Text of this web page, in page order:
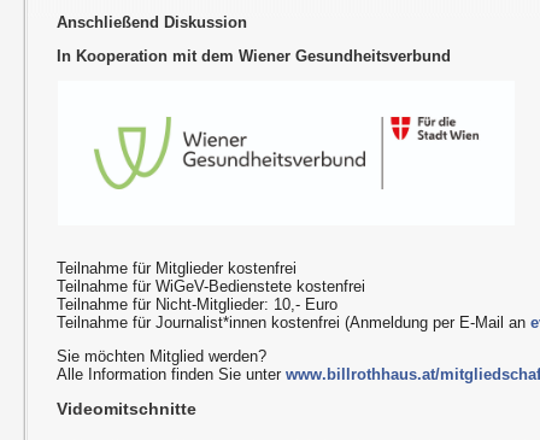
Anschließend Diskussion
In Kooperation mit dem Wiener Gesundheitsverbund
Teilnahme für Mitglieder kostenfrei
Teilnahme für WiGeV-Bedienstete kostenfrei
Teilnahme für Nicht-Mitglieder: 10,- Euro
Teilnahme für Journalist*innen kostenfrei (Anmeldung per E-Mail an
Sie möchten Mitglied werden?
Alle Information finden Sie unterwww.billrothhaus.at/
Videomitschnitte